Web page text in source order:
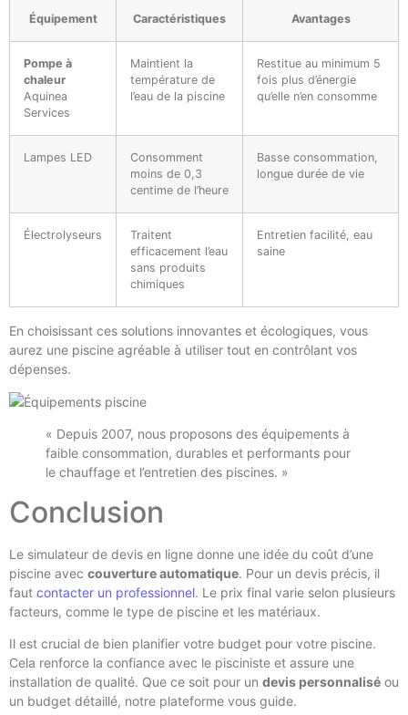
Équipement Caractéristiques Avantages
Pompe à
chaleur
Aquinea
Services
Maintient la
température de
l’eau de la piscine
Restitue au minimum 5
fois plus d’énergie
qu’elle n’en consomme
Lampes LED
Consomment
moins de 0,3
centime de l’heure
Basse consommation,
longue durée de vie
Électrolyseurs
Traitent
efficacement l’eau
sans produits
chimiques
Entretien facilité, eau
saine
En choisissant ces solutions innovantes et écologiques, vous
aurez une piscine agréable à utiliser tout en contrôlant vos
dépenses.
« Depuis 2007, nous proposons des équipements à
faible consommation, durables et performants pour
le chauffage et l’entretien des piscines. »
Conclusion
Le simulateur de devis en ligne donne une idée du coût d’une
piscine avec couverture automatique. Pour un devis précis, il
faut contacter un professionnel. Le prix final varie selon plusieurs
facteurs, comme le type de piscine et les matériaux.
Il est crucial de bien planifier votre budget pour votre piscine.
Cela renforce la confiance avec le pisciniste et assure une
installation de qualité. Que ce soit pour un devis personnalisé ou
un budget détaillé, notre plateforme vous guide.